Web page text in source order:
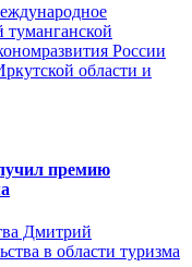
России
области и
премию
Дмитрий
в области туризма